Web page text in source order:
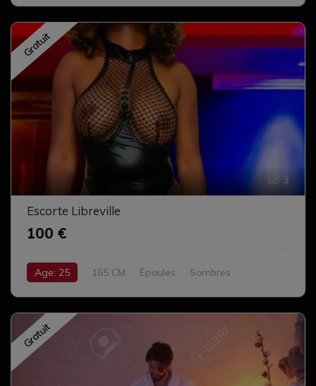
Gratuit
3
Escorte Libreville
100 €
Age: 25 165 CM Épaules
Sombres
Gratuit